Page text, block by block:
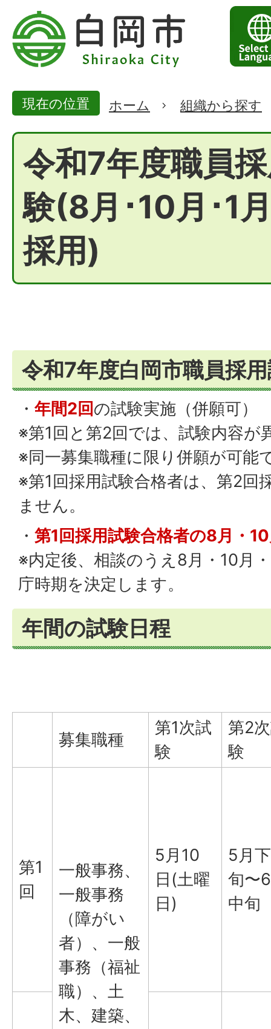
現在の位置 ホーム 組織から探す
令和7年度職員
験(8月･10月･1
採用)
令和7年度白岡市職員採
・ 年間2回の試験実施（併願可）
※第1回と第2回では、試験内容が
※同一募集職種に限り併願が可能
※第1回採用試験合格者は、第2回
ません。
・ 第1回採用試験合格者の8月・
※内定後、相談のうえ8月・10月
庁時期を決定します。
年間の試験日程
募集職種
第1次試
験
第2
験
第1
回
一般事務、
一般事務
（障がい
者）、一般
事務（福祉
職）、土
木、建築、
5月10
日(土曜
日)
5月下
旬〜
中旬